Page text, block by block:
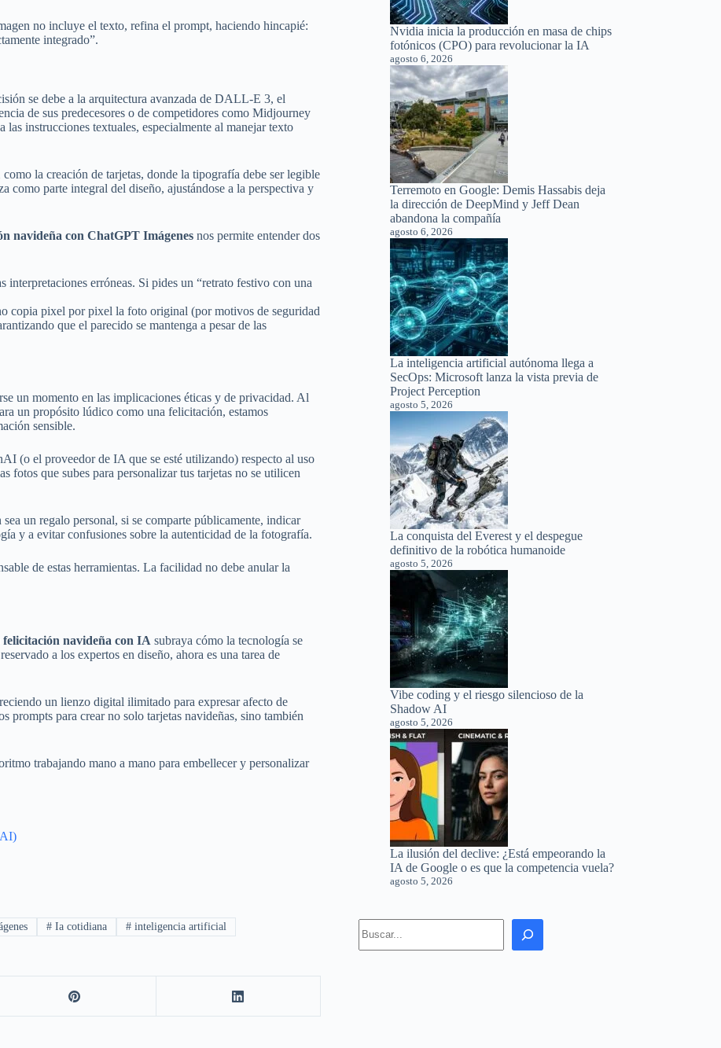
no incluye el texto, refina el prompt, haciendo hincapié:
integrado”.
se debe a la arquitectura avanzada de DALL-E 3, el
de sus predecesores o de competidores como Midjourney
instrucciones textuales, especialmente al manejar texto
la creación de tarjetas, donde la tipografía debe ser legible
como parte integral del diseño, ajustándose a la perspectiva y
navideña con ChatGPT Imágenes nos permite entender dos
interpretaciones erróneas. Si pides un “retrato festivo con una
copia pixel por pixel la foto original (por motivos de seguridad
que el parecido se mantenga a pesar de las
un momento en las implicaciones éticas y de privacidad. Al
un propósito lúdico como una felicitación, estamos
sensible.
(o el proveedor de IA que se esté utilizando) respecto al uso
fotos que subes para personalizar tus tarjetas no se utilicen
un regalo personal, si se comparte públicamente, indicar
y a evitar confusiones sobre la autenticidad de la fotografía.
de estas herramientas. La facilidad no debe anular la
felicitación navideña con IA subraya cómo la tecnología se
a los expertos en diseño, ahora es una tarea de
un lienzo digital ilimitado para expresar afecto de
prompts para crear no solo tarjetas navideñas, sino también
trabajando mano a mano para embellecer y personalizar
# Ia cotidiana #inteligencia artificial
Nvidia inicia la producción en masa de chips
fotónicos (CPO) para revolucionar la IA
agosto 6, 2026
Terremoto en Google: Demis Hassabis deja
la dirección de DeepMind y Jeff Dean
abandona la compañía
agosto 6, 2026
La inteligencia artificial autónoma llega a
SecOps: Microsoft lanza la vista previa de
Project Perception
agosto 5, 2026
La conquista del Everest y el despegue
definitivo de la robótica humanoide
agosto 5, 2026
Vibe coding y el riesgo silencioso de la
Shadow AI
agosto 5, 2026
La ilusión del declive: ¿Está empeorando la
IA de Google o es que la competencia vuela?
agosto 5, 2026